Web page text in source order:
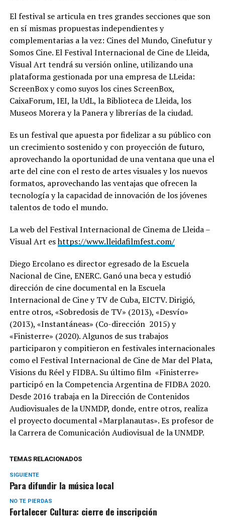
El festival se articula en tres grandes secciones que son
en sí mismas propuestas independientes y
complementarias a la vez: Cines del Mundo, Cinefutur y
Somos Cine. El Festival Internacional de Cine de Lleida,
Visual Art tendrá su versión online, utilizando una
plataforma gestionada por una empresa de LLeida:
ScreenBox y como suyos los cines ScreenBox,
CaixaForum, IEI, la UdL, la Biblioteca de Lleida, los
Museos Morera y la Panera y librerías de la ciudad.
Es un festival que apuesta por fidelizar a su público con
un crecimiento sostenido y con proyección de futuro,
aprovechando la oportunidad de una ventana que una el
arte del cine con el resto de artes visuales y los nuevos
formatos, aprovechando las ventajas que ofrecen la
tecnología y la capacidad de innovación de los jóvenes
talentos de todo el mundo.
La web del Festival Internacional de Cinema de Lleida –
Visual Art eshttps://www.lleidafilmfest.com/
Diego Ercolano es director egresado de la Escuela
Nacional de Cine, ENERC. Ganó una beca y estudió
dirección de cine documental en la Escuela
Internacional de Cine y TV de Cuba, EICTV. Dirigió,
entre otros, «Sobredosis de TV» (2013), «Desvío»
(2013), «Instantáneas» (Co-dirección 2015) y
«Finisterre» (2020). Algunos de sus trabajos
participaron y compitieron en festivales internacionales
como el Festival Internacional de Cine de Mar del Plata,
Visions du Réel y FIDBA. Su último film «Finisterre»
participó en la Competencia Argentina de FIDBA 2020.
Desde 2016 trabaja en la Dirección de Contenidos
Audiovisuales de la UNMDP, donde, entre otros, realiza
el proyecto documental «Marplanautas». Es profesor de
la Carrera de Comunicación Audiovisual de la UNMDP.
TEMAS RELACIONADOS
SIGUIENTE
Para difundir la música local
NO TE PIERDAS
Fortalecer Cultura: cierre de inscripción